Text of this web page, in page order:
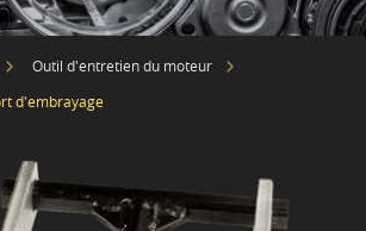
Outil d'entretien du moteur
d'embrayage